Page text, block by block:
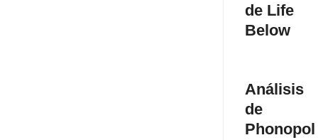
de Life
Below
Análisis
de
Phonopol